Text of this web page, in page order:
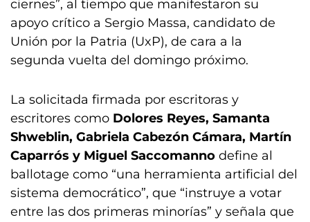
ciernes”, al tiempo que manifestaron su
apoyo crítico a Sergio Massa, candidato de
Unión por la Patria (UxP), de cara a la
segunda vuelta del domingo próximo.
La solicitada firmada por escritoras y
escritores como Dolores Reyes, Samanta
Shweblin, Gabriela Cabezón Cámara, Martín
Caparrós y Miguel Saccomanno define al
ballotage como “una herramienta artificial del
sistema democrático”, que “instruye a votar
entre las dos primeras minorías” y señala que